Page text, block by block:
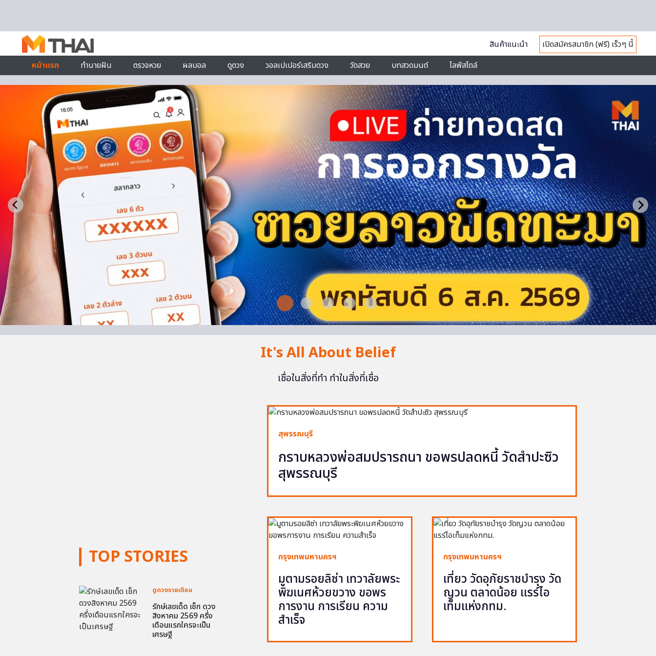
สินค้าแนะนำ
เปิดสมัครสมาชิก (ฟรี) เร็วๆ นี้
หน้าแรก
ทำนายฝัน ตรวจหวย ผลบอล ดูดวง วอลเปเปอร์เสริมดวง วัดสวย บทสวดมนต์ ไลฟ์สไตล์
It's All About Belief
เชื่อในสิ่งที่ทำ ทำในสิ่งที่เชื่อ
TOP STORIES
ดูดวงรายเดือน
รักษ์เลขเด็ด เช็ก ดวง
สิงหาคม 2569 ครึ่ง
เดือนแรกใครจะเป็น
เศรษฐี
สุพรรณบุรี
กราบหลวงพ่อสมปรารถนา ขอพรปลดหนี้ วัดสำปะซิว
สุพรรณบุรี
กรุงเทพมหานครฯ
มูตามรอยลิซ่า เทวาลัยพระ
พิฆเนศห้วยขวาง ขอพร
การงาน การเรียน ความ
สำเร็จ
กรุงเทพมหานครฯ
เที่ยว วัดอุภัยราชบำรุง วัด
ญวน ตลาดน้อย แรร์ไอ
เท็มแห่งกทม.